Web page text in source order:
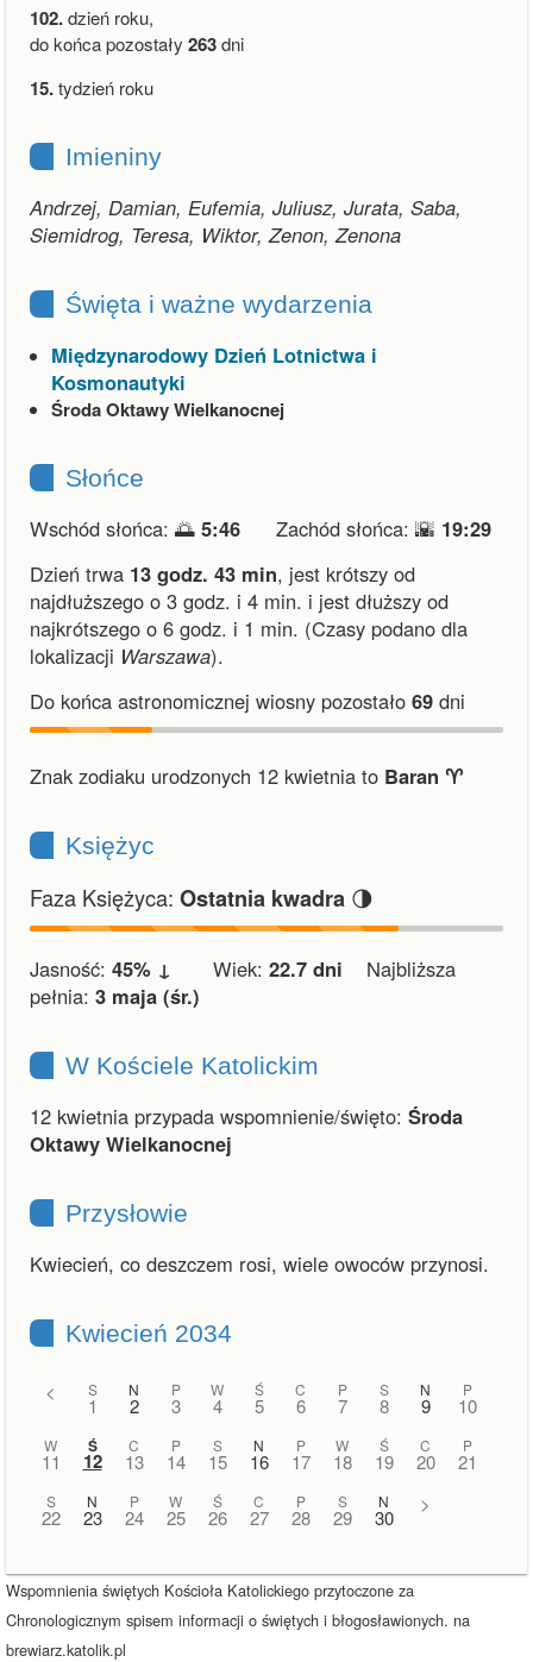
102.dzień roku,
do końca pozostały 263dni
15.tydzień roku
Imieniny
Andrzej, Damian, Eufemia, Juliusz, Jurata, Saba,
Siemidrog, Teresa, Wiktor, Zenon, Zenona
Święta i ważne wydarzenia
Międzynarodowy Dzień Lotnictwa i
Kosmonautyki
Środa Oktawy Wielkanocnej
Słońce
Wschód słońca: 🌅 5:46 Zachód słońca: 🌇 19:29
Dzień trwa 13 godz. 43 min, jest krótszy od
najdłuższego o 3 godz. i 4 min. i jest dłuższy od
najkrótszego o 6 godz. i 1 min. (Czasy podano dla
lokalizacji Warszawa).
Do końca astronomicznej wiosny pozostało 69 dni
Znak zodiaku urodzonych 12 kwietnia to Baran ♈︎
Księżyc
Faza Księżyca: Ostatnia kwadra 🌗
Jasność: 45% ↓ Wiek: 22.7 dni Najbliższa
pełnia: 3 maja (śr.)
W Kościele Katolickim
12 kwietnia przypada wspomnienie/święto: Środa
Oktawy Wielkanocnej
Przysłowie
Kwiecień, co deszczem rosi, wiele owoców przynosi.
Kwiecień 2034
< S
1
N
2
P
3
W
4
Ś
5
C
6
P
7
S
8
N
9
P
10
W
11
Ś
12
C
13
P
14
S
15
N
16
P
17
W
18
Ś
19
C
20
P
21
S
22
N
23
P
24
W
25
Ś
26
C
27
P
28
S
29
N
30
>
Wspomnienia świętych Kościoła Katolickiego przytoczone za
Chronologicznym spisem informacji o świętych i błogosławionych. na
brewiarz.katolik.pl